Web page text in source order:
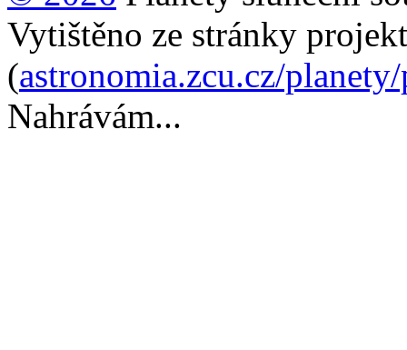
Vytištěno ze stránky
(astronomia.zcu.cz/
Nahrávám...